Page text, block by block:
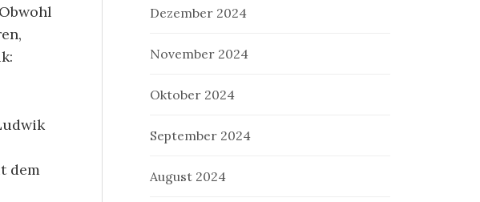
dem
Dezember 2024
November 2024
Oktober 2024
September 2024
August 2024